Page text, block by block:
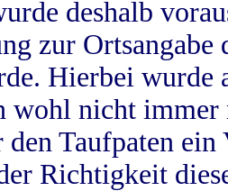
deshalb
zur
Hierbei wurde
wohl nicht
den Taufpaten
Richtigkeit